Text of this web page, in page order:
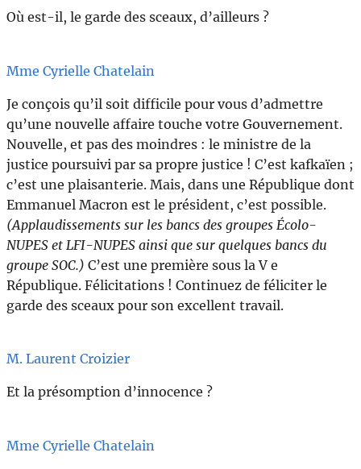
Où est-il, le garde des sceaux, d’ailleurs ?
Mme Cyrielle Chatelain
Je conçois qu’il soit difficile pour vous d’admettre
qu’une nouvelle affaire touche votre Gouvernement.
Nouvelle, et pas des moindres : le ministre de la
justice poursuivi par sa propre justice ! C’est kafkaïen ;
c’est une plaisanterie. Mais, dans une République dont
Emmanuel Macron est le président, c’est possible.
(Applaudissements sur les bancs des groupes Écolo-
NUPES et LFI-NUPES ainsi que sur quelques bancs du
groupe SOC.) C’est une première sous la V e
République. Félicitations ! Continuez de féliciter le
garde des sceaux pour son excellent travail.
M. Laurent Croizier
Et la présomption d’innocence ?
Mme Cyrielle Chatelain